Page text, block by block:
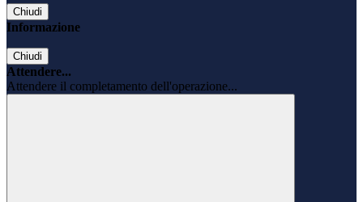
Chiudi
Informazione
Chiudi
Attendere...
Attendere il completamento dell'operazione...